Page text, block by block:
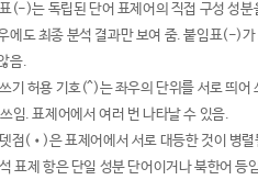
(-)는 독립된 단어 표제어의 직접 구성 성분
에도 최종 분석 결과만 보여 줌. 붙임표(-)
음.
기 허용 기호(^)는 좌우의 단위를 서로 띄어
임. 표제어에서 여러 번 나타날 수 있음.
점(•)은 표제어에서 서로 대등한 것이 병렬
표제 항은 단일 성분 단어이거나 북한어 등